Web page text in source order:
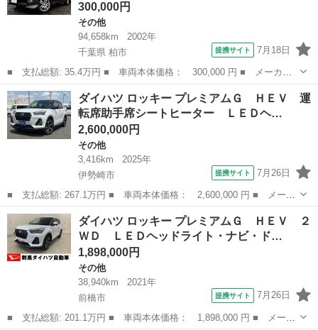
300,000円
その他
94,658km
2002年
千葉県 柏市
提携サイト 7月18日
■ 支払総額: 35.4万円 ■ 車両本体価格： 300,000 円 ■ メーカー
名： ダイハツ ■ 車種名： ＭＡＸ ■ グレード名： Ｒ インタ
ークーラーターボ キーレス ＥＴＣ タイベル交換済み オールペ
イントガンメ...
千葉 柏市 その他
ダイハツ ロッキー プレミアムＧ ＨＥＶ 運
転席助手席シートヒーター ＬＥＤヘ…
2,600,000円
その他
3,416km
2025年
伊勢崎市
提携サイト 7月26日
■ 支払総額: 267.1万円 ■ 車両本体価格： 2,600,000 円 ■ メーカ
ー名： ダイハツ ■ 車種名： ロッキー ■ グレード名： プレミ
アムＧ ＨＥＶ 運転席助手席シートヒーター ＬＥＤヘッドライ
ト バック...
群馬 伊勢崎市
ダイハツ ロッキー プレミアムＧ ＨＥＶ ２
ＷＤ ＬＥＤヘッドライト・ナビ・ド…
1,898,000円
その他
38,940km
2021年
前橋市
提携サイト 7月26日
■ 支払総額: 201.1万円 ■ 車両本体価格： 1,898,000 円 ■ メーカ